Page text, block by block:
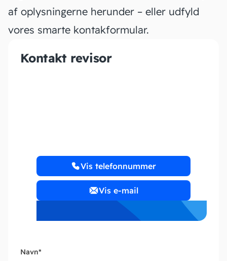
af oplysningerne herunder – eller udfyld
vores smarte kontakformular.
Kontakt revisor
Vis telefonnummer
Vis e-mail
Navn*